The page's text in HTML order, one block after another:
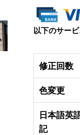
以下のサー
修正回数
色変更
日本語英
記